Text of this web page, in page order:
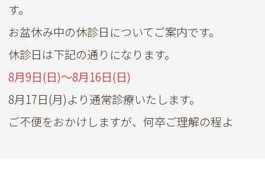
す。
お盆休み中の休診日についてご案内です。
休診日は下記の通りになります。
8月9日(日)～8月16日(日)
8月17日(月)より通常診療いたします。
ご不便をおかけしますが、何卒ご理解の程よ